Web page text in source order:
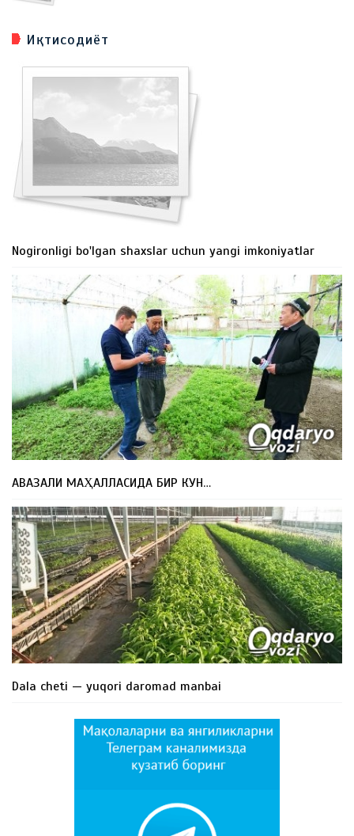
Иқтисодиёт
Nogironligi bo'lgan shaxslar uchun yangi imkoniyatlar
АВАЗАЛИ МАҲАЛЛАСИДА БИР КУН…
Dala cheti — yuqori daromad manbai